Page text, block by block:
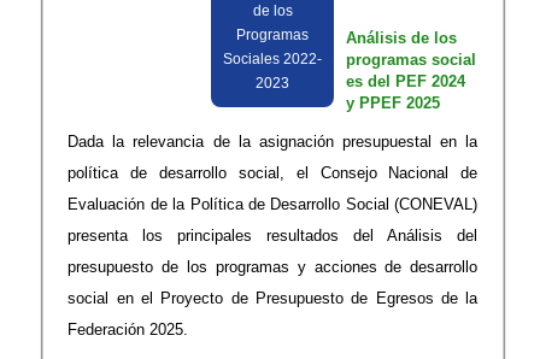
de los
Programas
Sociales 2022-
2023
Análisis de los
programas social
es del PEF 2024
y PPEF 2025
Dada la relevancia de la asignación presupuestal en la
política de desarrollo social, el Consejo Nacional de
Evaluación de la Política de Desarrollo Social (CONEVAL)
presenta los principales resultados del Análisis del
presupuesto de los programas y acciones de desarrollo
social en el Proyecto de Presupuesto de Egresos de la
Federación 2025.